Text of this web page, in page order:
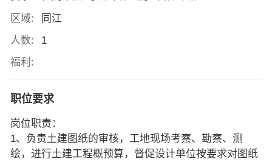
区域:
同江
人数:
1
福利:
职位要求
岗位职责：
1、负责土建图纸的审核，工地现场考察、勘察、测
绘，进行土建工程概预算，督促设计单位按要求对图纸